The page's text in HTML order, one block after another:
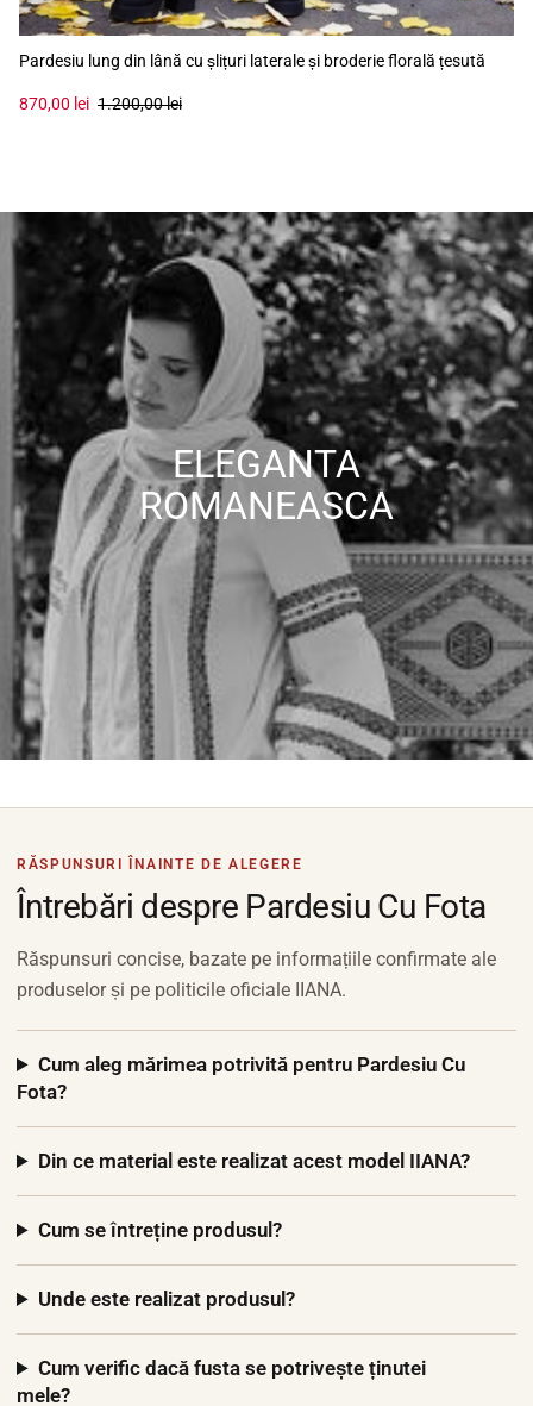
Pardesiu lung din lână cu șlițuri laterale și broderie florală țesută
870,00 lei 1.200,00 lei
ELEGANTA
ROMANEASCA
RĂSPUNSURI ÎNAINTE DE ALEGERE
Întrebări despre Pardesiu Cu Fota
Răspunsuri concise, bazate pe informațiile confirmate ale
produselor și pe politicile oficiale IIANA.
Cum aleg mărimea potrivită pentru Pardesiu Cu
Fota?
Din ce material este realizat acest model IIANA?
Cum se întreține produsul?
Unde este realizat produsul?
Cum verific dacă fusta se potrivește ținutei
mele?